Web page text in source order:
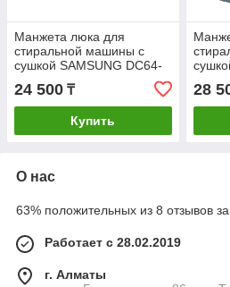
Манжета люка для
стиральной машины с
сушкой SAMSUNG DC64-
24 500 ₸
Купить
28
О нас
63% положительных из 8 отзывов
Работает с 28.02.2019
г. Алматы